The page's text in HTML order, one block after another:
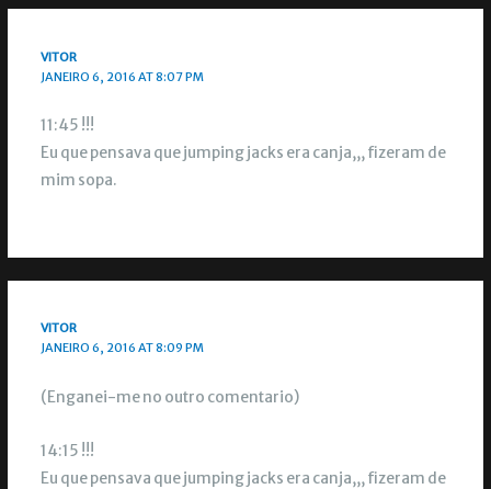
VITOR
JANEIRO 6, 2016 AT 8:07 PM
11:45 !!!
Eu que pensava que jumping jacks era canja,,, fizeram de
mim sopa.
VITOR
JANEIRO 6, 2016 AT 8:09 PM
(Enganei-me no outro comentario)
14:15 !!!
Eu que pensava que jumping jacks era canja,,, fizeram de